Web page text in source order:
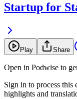
Startup for
Play Share
Open in Podwise to
Sign in to process this
highlights and